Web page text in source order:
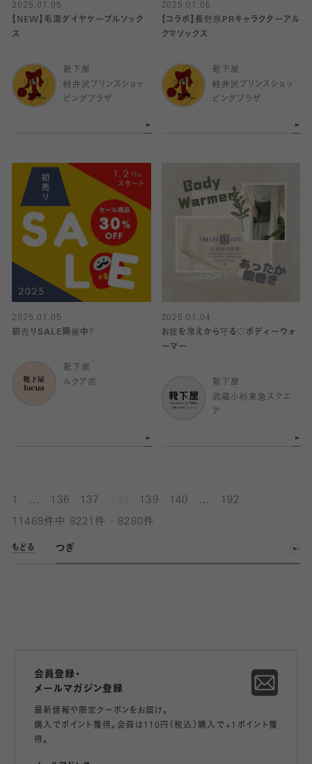
2025.01.05
【NEW】毛混ダイヤケーブルソック
ス
靴下屋
軽井沢プリンスショッ
ピングプラザ
2025.01.05
【コラボ】長野県PRキャラクターアル
クマソックス
靴下屋
軽井沢プリンスショッ
ピングプラザ
2025.01.05
初売りSALE開催中‼️
靴下屋
ルクア店
2025.01.04
お腹を冷えから守る♡ボディーウォ
ーマー
靴下屋
武蔵小杉東急スクエ
ア
136 137 139 140 192
11468件中 8221件 - 8280件
もどる つぎ
会員登録・
メールマガジン登録
最新情報や限定クーポンをお届け。
購入でポイント獲得。会員は110円（税込）購入で+1ポイント獲
得。